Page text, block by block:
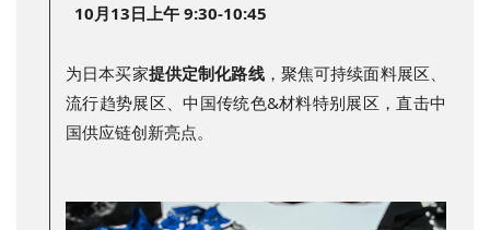
10月13日上午 9:30-10:45
为日本买家提供定制化路线，聚焦可持续面料展区、
流行趋势展区、中国传统色&材料特别展区，直击中
国供应链创新亮点。